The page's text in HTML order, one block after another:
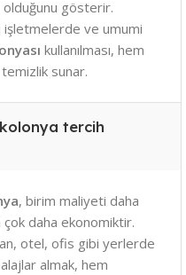
gösterir.
işletmelerde ve umumi
kullanılması, hem
sunar.
tercih
, birim maliyeti daha
daha ekonomiktir.
otel, ofis gibi yerlerde
almak, hem